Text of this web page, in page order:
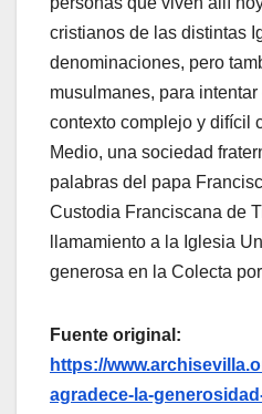
cristianos de las distintas
denominaciones, pero
musulmanes, para intentar
contexto complejo y difícil
Medio, una sociedad
palabras del papa
Custodia Franciscana de
llamamiento a la Iglesia
generosa en la Colecta
Fuente original:
https://
agradece-la-